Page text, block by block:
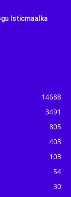
Isticmaalka
14688
3491
805
403
103
54
30